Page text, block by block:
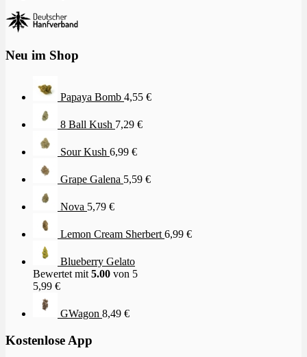
Neu im Shop
Papaya Bomb 4,55 €
8 Ball Kush 7,29 €
Sour Kush 6,99 €
Grape Galena 5,59 €
Nova 5,79 €
Lemon Cream Sherbert 6,99 €
Blueberry Gelato
Bewertet mit 5.00 von 5
5,99 €
GWagon 8,49 €
Kostenlose App